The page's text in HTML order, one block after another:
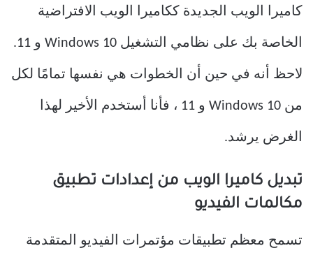
كاميرا الويب الجديدة ككاميرا الويب الافتراضية
الخاصة بك على نظامي التشغيل Windows 10 و 11.
لاحظ أنه في حين أن الخطوات هي نفسها تمامًا لكل
من Windows 10 و 11 ، فأنا أستخدم الأخير لهذا
الغرض يرشد.
تبديل كاميرا الويب من إعدادات تطبيق
مكالمات الفيديو
تسمح معظم تطبيقات مؤتمرات الفيديو المتقدمة